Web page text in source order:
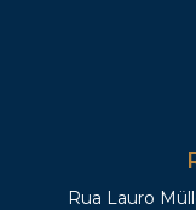
Rua Lauro